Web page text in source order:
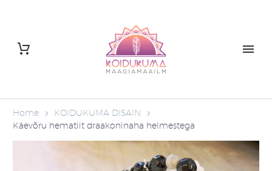
Home
KOIDUKUMA DISAIN
Käevõru hematiit draakoninaha helmestega